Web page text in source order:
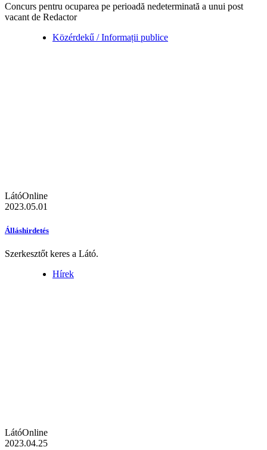
Concurs pentru ocuparea pe perioadă nedeterminată a unui post
vacant de Redactor
Közérdekű / Informații publice
LátóOnline
2023.05.01
Álláshirdetés
Szerkesztőt keres a Látó.
Hírek
LátóOnline
2023.04.25